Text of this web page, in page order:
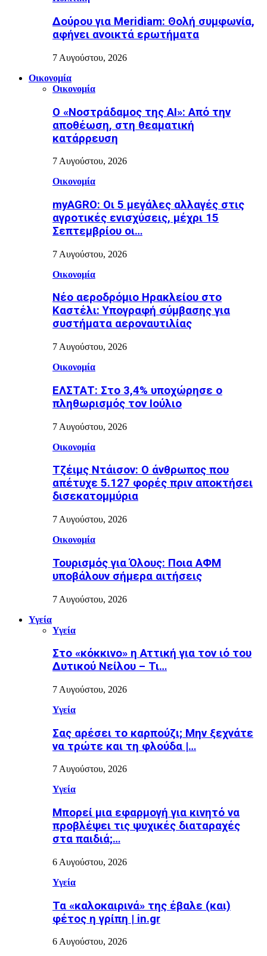
Δούρου για Meridiam: Θολή συμφωνία,
αφήνει ανοικτά ερωτήματα
7 Αυγούστου, 2026
Οικονομία
Οικονομία
Ο «Νοστράδαμος της AI»: Από την
αποθέωση, στη θεαματική
κατάρρευση
7 Αυγούστου, 2026
Οικονομία
myAGRO: Οι 5 μεγάλες αλλαγές στις
αγροτικές ενισχύσεις, μέχρι 15
Σεπτεμβρίου οι…
7 Αυγούστου, 2026
Οικονομία
Νέο αεροδρόμιο Ηρακλείου στο
Καστέλι: Υπογραφή σύμβασης για
συστήματα αεροναυτιλίας
7 Αυγούστου, 2026
Οικονομία
ΕΛΣΤΑΤ: Στο 3,4% υποχώρησε ο
πληθωρισμός τον Ιούλιο
7 Αυγούστου, 2026
Οικονομία
Τζέιμς Ντάισον: Ο άνθρωπος που
απέτυχε 5.127 φορές πριν αποκτήσει
δισεκατομμύρια
7 Αυγούστου, 2026
Οικονομία
Τουρισμός για Όλους: Ποια ΑΦΜ
υποβάλουν σήμερα αιτήσεις
7 Αυγούστου, 2026
Υγεία
Υγεία
Στο «κόκκινο» η Αττική για τον ιό του
Δυτικού Νείλου – Τι…
7 Αυγούστου, 2026
Υγεία
Σας αρέσει το καρπούζι; Μην ξεχνάτε
να τρώτε και τη φλούδα |…
7 Αυγούστου, 2026
Υγεία
Μπορεί μια εφαρμογή για κινητό να
προβλέψει τις ψυχικές διαταραχές
στα παιδιά;…
6 Αυγούστου, 2026
Υγεία
Τα «καλοκαιρινά» της έβαλε (και)
φέτος η γρίπη | in.gr
6 Αυγούστου, 2026